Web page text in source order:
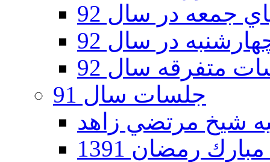
جمعه در سال 92
در سال 92
متفرقه سال 92
جلسات سال 91
رمضان 1391